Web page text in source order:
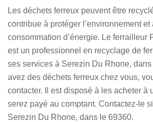
Les déchets ferreux peuvent être
contribue à protéger l’environnement et
consommation d’énergie. Le ferrailleur
est un professionnel en recyclage de
ses services à Serezin Du Rhone,
avez des déchets ferreux chez vous,
contacter. Il est disposé à les acheter à
serez payé au comptant. Contactez-le
Serezin Du Rhone, dans le 69360.